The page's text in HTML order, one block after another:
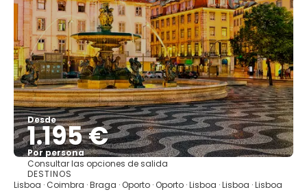
Desde
1.195 €
Por persona
Ver
Consultar las opciones de salida
DESTINOS
Lisboa · Coimbra · Braga · Oporto · Oporto · Lisboa · Lisboa · Lisboa